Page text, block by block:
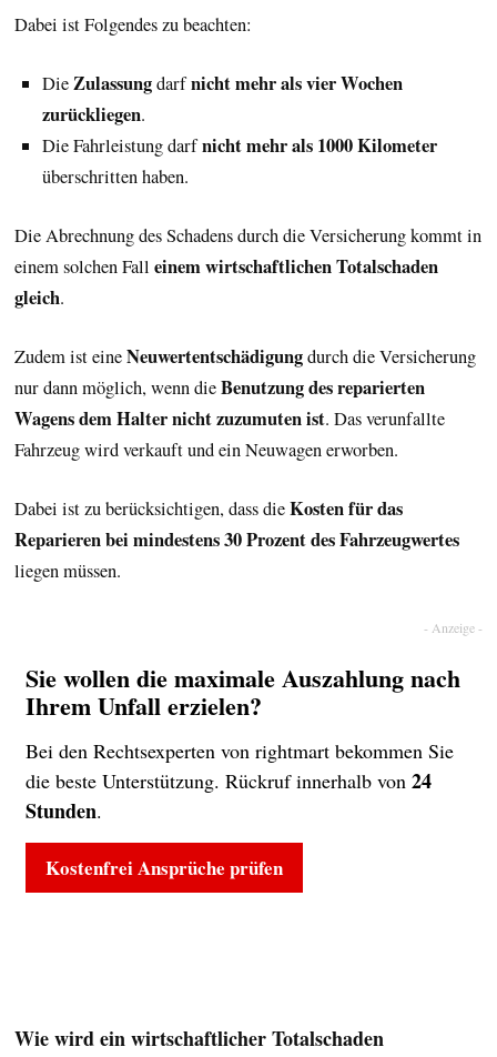
Dabei ist Folgendes zu beachten:
DieZulassungdarfnicht mehr als vier Wochen
zurückliegen.
Die Fahrleistung darfnicht mehr als 1000 Kilometer
überschritten haben.
Die Abrechnung des Schadens durch die Versicherung kommt in
einem solchen Fall einem wirtschaftlichen Totalschaden
gleich.
Zudem ist eineNeuwertentschädigungdurch die Versicherung
nur dann möglich, wenn dieBenutzung des reparierten
Wagens dem Halter nicht zuzumuten ist. Das verunfallte
Fahrzeug wird verkauft und ein Neuwagen erworben.
Dabei ist zu berücksichtigen, dass dieKosten für das
Reparieren bei mindestens 30 Prozent des Fahrzeugwertes
liegen müssen.
Sie wollen die maximale Auszahlung nach
Ihrem Unfall erzielen?
Bei den Rechtsexperten von rightmart bekommen Sie
die beste Unterstützung. Rückruf innerhalb von 24
Stunden.
Kostenfrei Ansprüche prüfen
Wie wird ein wirtschaftlicher Totalschaden